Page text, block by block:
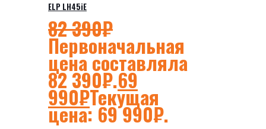
ELP LH45iE
82 390₽
Первоначальная
цена составляла
82 390₽.69
990₽Текущая
цена: 69 990₽.